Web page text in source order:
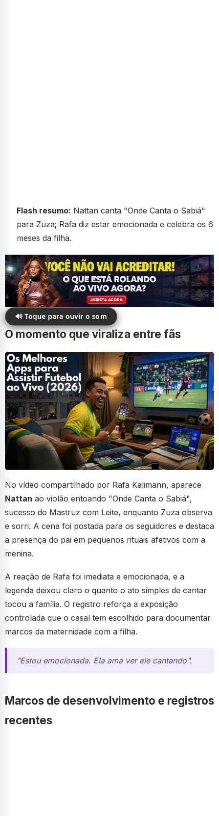
Flash resumo: Nattan canta "Onde Canta o Sabiá"
para Zuza; Rafa diz estar emocionada e celebra os 6
meses da filha.
🔊 Toque para ouvir o som
O momento que viraliza entre fãs
No vídeo compartilhado por Rafa Kalimann, aparece
Nattan ao violão entoando "Onde Canta o Sabiá",
sucesso do Mastruz com Leite, enquanto Zuza observa
e sorri. A cena foi postada para os seguidores e destaca
a presença do pai em pequenos rituais afetivos com a
menina.
A reação de Rafa foi imediata e emocionada, e a
legenda deixou claro o quanto o ato simples de cantar
tocou a família. O registro reforça a exposição
controlada que o casal tem escolhido para documentar
marcos da maternidade com a filha.
"Estou emocionada. Ela ama ver ele cantando".
Marcos de desenvolvimento e registros
recentes